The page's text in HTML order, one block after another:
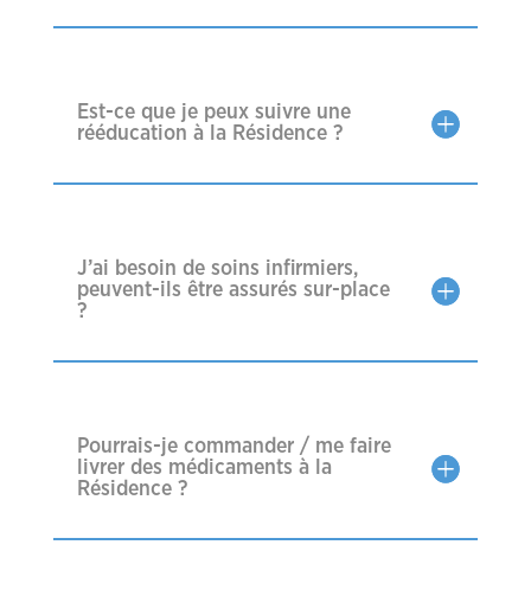
Est-ce que je peux suivre une
rééducation à la Résidence ?
J’ai besoin de soins infirmiers,
peuvent-ils être assurés sur-place
?
Pourrais-je commander / me faire
livrer des médicaments à la
Résidence ?